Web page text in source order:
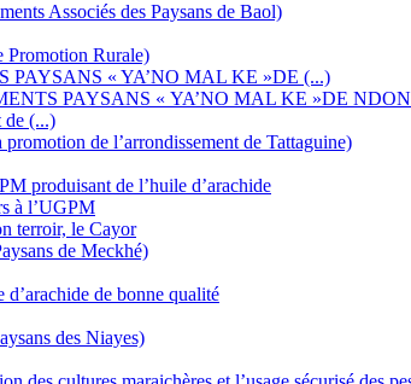
Associés des Paysans de Baol)
Promotion Rurale)
PAYSANS « YA’NO MAL KE »DE (...)
PAYSANS « YA’NO MAL KE »DE
de (...)
de l’arrondissement de Tattaguine)
produisant de l’huile d’arachide
à l’UGPM
terroir, le Cayor
de Meckhé)
de bonne qualité
des Niayes)